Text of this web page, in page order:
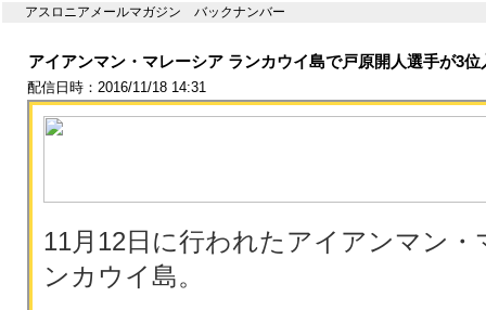
アスロニアメールマガジン バックナンバー
アイアンマン・マレーシア ランカウイ島で戸原開人選手が3位
配信日時：2016/11/18 14:31